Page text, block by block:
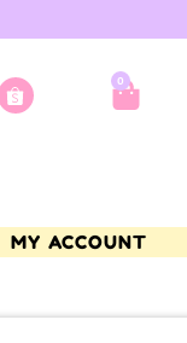
0
MY ACCOUNT